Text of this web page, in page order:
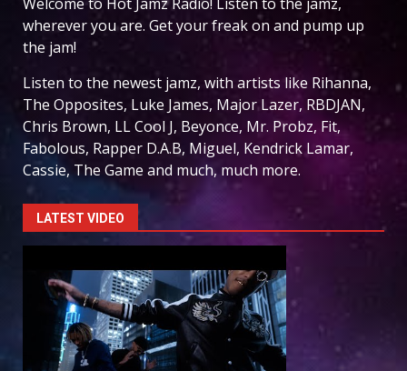
wherever you are. Get your freak on and pump up
the jam!
Listen to the newest jamz, with artists like Rihanna,
The Opposites, Luke James, Major Lazer, RBDJAN,
Chris Brown, LL Cool J, Beyonce, Mr. Probz, Fit,
Fabolous, Rapper D.A.B, Miguel, Kendrick Lamar,
Cassie, The Game and much, much more.
LATEST VIDEO